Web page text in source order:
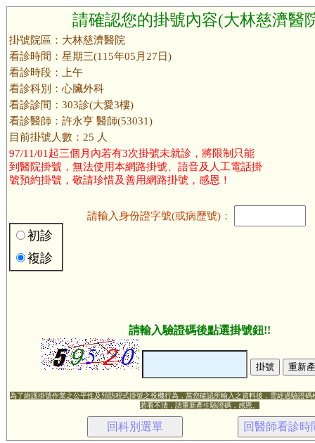
請確認您的掛號內容(大林慈濟醫
掛號院區：大林慈濟醫院
看診時間：星期三(115年05月27日)
看診時段：上午
看診科別：心臟外科
看診診間：303診(大愛3樓)
看診醫師：許永亨 醫師(53031)
目前掛號人數：25 人
97/11/01起三個月內若有3次掛號未就診，將限制只能
到醫院掛號，無法使用本網路掛號、語音及人工電話掛
號預約掛號，敬請珍惜及善用網路掛號，感恩！
初診
複診
請輸入身份證字號(或病歷號)：
請輸入驗證碼後點選掛號鈕!!
為了維護掛號作業之公平性及預防程式掛號之投機行為，當您確認所輸入之資料後，需經過驗證碼
若看不清，請重新產生驗證碼，感恩。